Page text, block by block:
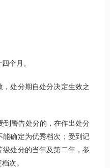
个月。
处分期自处分决定生效之
警告处分的，在作出处分
确定为优秀档次；受到记
处分的当年及第二年，参
次。